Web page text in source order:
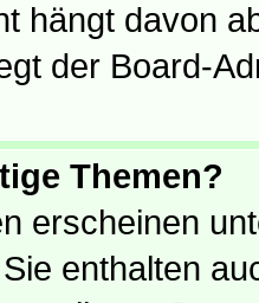
hängt davon
der Board-
Themen?
erscheinen
enthalten